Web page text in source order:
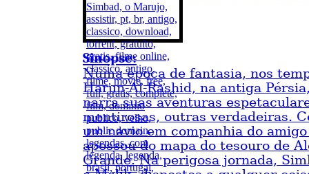
Sinopse:
Numa época de fantasia, nos
Harun-Al-Rashid, na antiga
narra suas aventuras
mentirosas, outras verdadeiras.
um navio em companhia do
apossou do mapa do tesouro de
Grande. Na perigosa jornada,